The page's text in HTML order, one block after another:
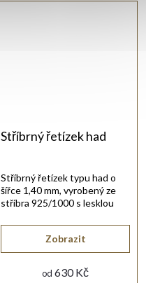
Stříbrný řetízek had
od 630 Kč
Zobrazit
Stříbrný řetízek typu had o
šířce 1,40 mm, vyrobený ze
stříbra 925/1000 s lesklou
úpravou.